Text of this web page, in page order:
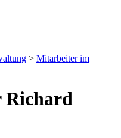
> Mitarbeiter im